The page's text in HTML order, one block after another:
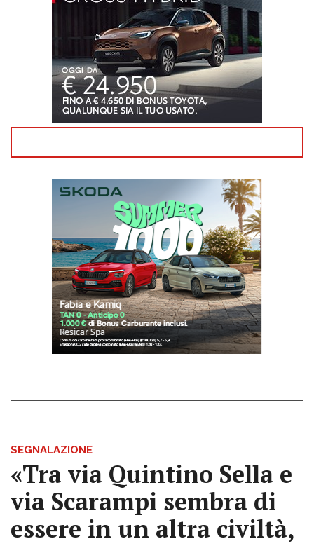
SEGNALAZIONE
«Tra via Quintino Sella e
via Scarampi sembra di
essere in un altra civiltà,